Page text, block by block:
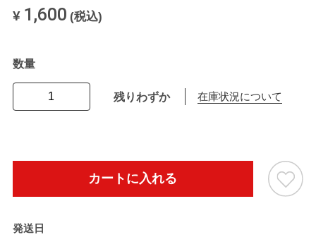
¥ 1,600 (税込)
数量
残りわずか 在庫状況について
カートに入れる
発送日